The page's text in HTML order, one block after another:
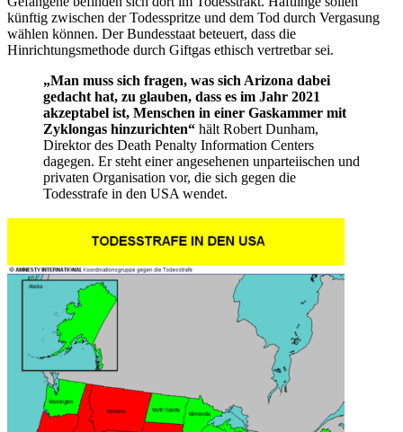
künftig zwischen der Todesspritze und dem Tod durch Vergasung
wählen können. Der Bundesstaat beteuert, dass die
Hinrichtungsmethode durch Giftgas ethisch vertretbar sei.
„Man muss sich fragen, was sich Arizona dabei
gedacht hat, zu glauben, dass es im Jahr 2021
akzeptabel ist, Menschen in einer Gaskammer mit
Zyklongas hinzurichten“ hält Robert Dunham,
Direktor des Death Penalty Information Centers
dagegen. Er steht einer angesehenen unparteiischen und
privaten Organisation vor, die sich gegen die
Todesstrafe in den USA wendet.